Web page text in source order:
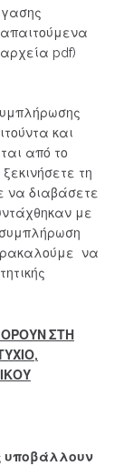
pdf)
και
από το
τη
να διαβάσετε
με
συμπλήρωση
να
ΣΤΗ
υποβάλλουν